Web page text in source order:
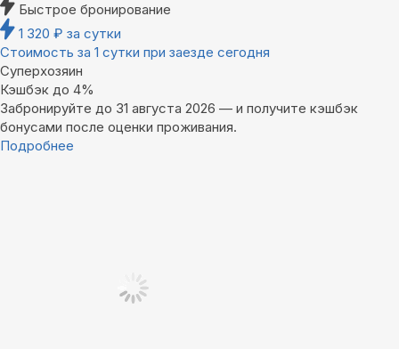
Быстрое бронирование
1 320 ₽ за сутки
Стоимость за 1 сутки при заезде сегодня
Суперхозяин
Кэшбэк до 4%
Забронируйте до 31 августа 2026 — и получите кэшбэк
бонусами после оценки проживания.
Подробнее